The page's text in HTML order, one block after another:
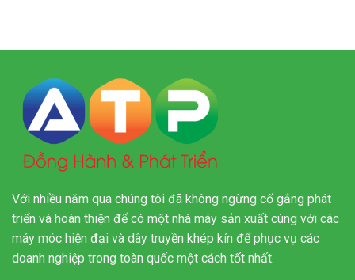
Với nhiều năm qua chúng tôi đã không ngừng cố gắng phát
triển và hoàn thiện để có một nhà máy sản xuất cùng với các
máy móc hiện đại và dây truyền khép kín để phục vụ các
doanh nghiệp trong toàn quốc một cách tốt nhất.